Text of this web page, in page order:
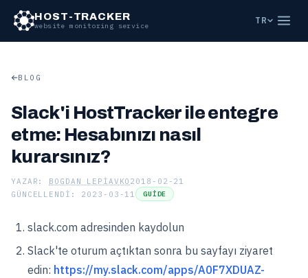
HOST-TRACKER
website monitoring service
TR
BLOG
Slack'i HostTracker ile entegre
etme: Hesabınızı nasıl
kurarsınız?
YAZAR: BOGDAN LEPIAVKO 2018-02-21
GÜNCELLENDI: 2023-03-11
GUIDE
slack.com adresinden kaydolun
Slack'te oturum açtıktan sonra bu sayfayı ziyaret
edin: https://my.slack.com/apps/A0F7XDUAZ-